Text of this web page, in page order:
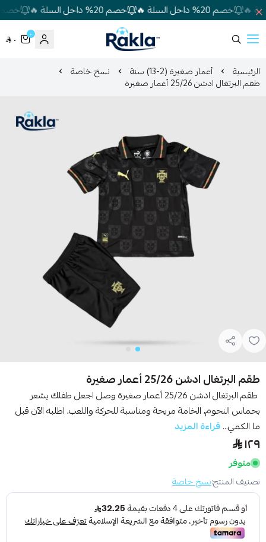
خصم 20% داخل السلة 🔥 خصم 20% داخل السلة 🔥 خصم 20% داخل السلة 🔥
Rakla
٠ ٠
الرئيسية أعمار صغيرة (2-13) سنة نسخ خاصة
طقم البرتغال ادشن 25/26 أعمار صغيرة
طقم البرتغال ادشن 25/26 أعمار صغيرة
طقم البرتغال ادشن 25/26 أعمار صغيرة وصل اجعل طفلك يشعر
بحماس النجوم، الخامة مريحة ومناسبة للحركة واللعب، اطلبه الآن قبل
ما الكمي...قراءة المزيد
١٢٩
متوفر
تصنيف المنتج:نسخ خاصة